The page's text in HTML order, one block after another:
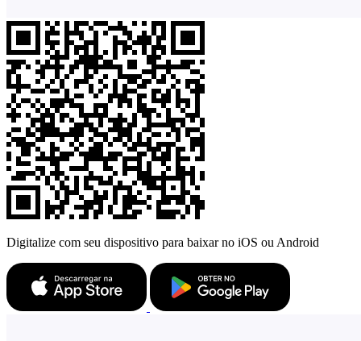
Digitalize com seu dispositivo para baixar no iOS ou Android